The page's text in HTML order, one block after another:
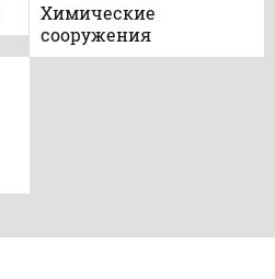
Химические
сооружения